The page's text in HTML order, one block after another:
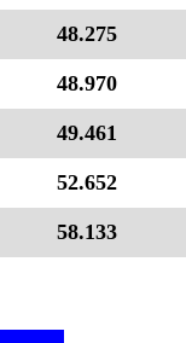
48.275
48.970
49.461
52.652
58.133